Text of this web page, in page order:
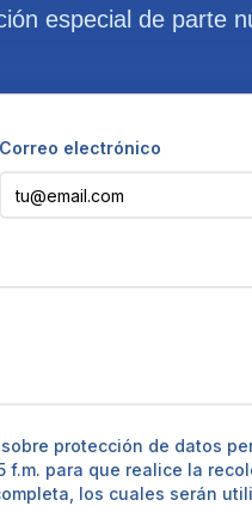
especial de parte
Correo electrónico
protección de datos
f.m. para que realice la
los cuales serán